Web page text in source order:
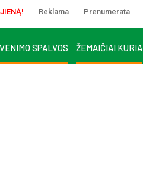
Reklama Prenumerata
SPALVOS ŽEMAIČIAI KURIA